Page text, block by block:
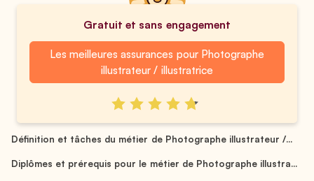
Gratuit et sans engagement
Les meilleures assurances pour Photographe
illustrateur / illustratrice
Définition et tâches du métier de Photographe illustrateur /...
Diplômes et prérequis pour le métier de Photographe illustra...